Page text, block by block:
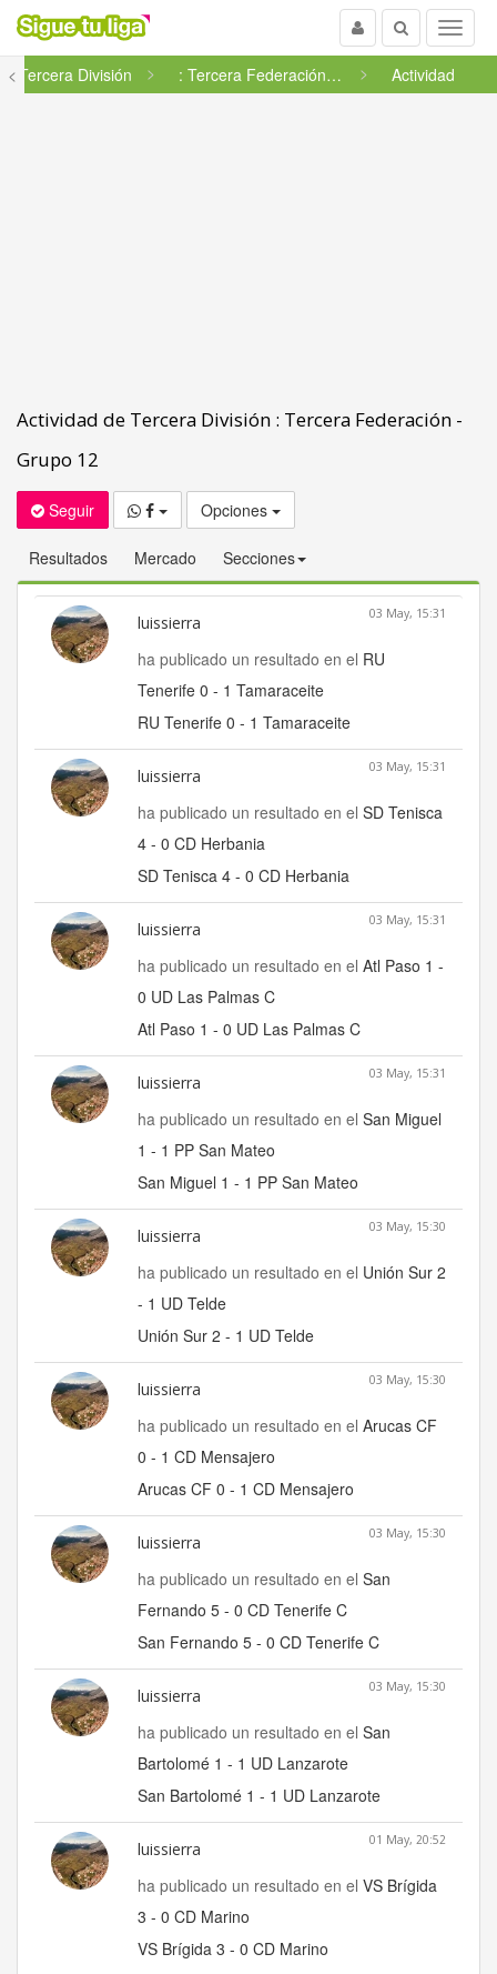
Menu
Buscar
Usuario
< Tercera División : Tercera Federación - Grupo ... Actividad
Actividad de Tercera División : Tercera Federación -
Grupo 12
Seguir Opciones
Resultados Mercado Secciones
luissierra 03 May, 15:31
ha publicado un resultado en el RU
Tenerife 0 - 1 Tamaraceite
RU Tenerife 0 - 1 Tamaraceite
luissierra 03 May, 15:31
ha publicado un resultado en el SD Tenisca
4 - 0 CD Herbania
SD Tenisca 4 - 0 CD Herbania
luissierra 03 May, 15:31
ha publicado un resultado en el Atl Paso 1 -
0 UD Las Palmas C
Atl Paso 1 - 0 UD Las Palmas C
luissierra 03 May, 15:31
ha publicado un resultado en el San Miguel
1 - 1 PP San Mateo
San Miguel 1 - 1 PP San Mateo
luissierra 03 May, 15:30
ha publicado un resultado en el Unión Sur 2
- 1 UD Telde
Unión Sur 2 - 1 UD Telde
luissierra 03 May, 15:30
ha publicado un resultado en el Arucas CF
0 - 1 CD Mensajero
Arucas CF 0 - 1 CD Mensajero
luissierra 03 May, 15:30
ha publicado un resultado en el San
Fernando 5 - 0 CD Tenerife C
San Fernando 5 - 0 CD Tenerife C
luissierra 03 May, 15:30
ha publicado un resultado en el San
Bartolomé 1 - 1 UD Lanzarote
San Bartolomé 1 - 1 UD Lanzarote
luissierra 01 May, 20:52
ha publicado un resultado en el VS Brígida
3 - 0 CD Marino
VS Brígida 3 - 0 CD Marino